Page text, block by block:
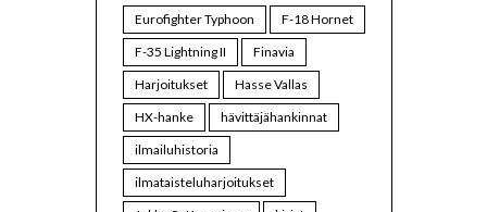
Eurofighter Typhoon
F-18 Hornet
F-35 Lightning II
Finavia
Harjoitukset
Hasse Vallas
HX-hanke
hävittäjähankinnat
ilmailuhistoria
ilmataisteluharjoitukset